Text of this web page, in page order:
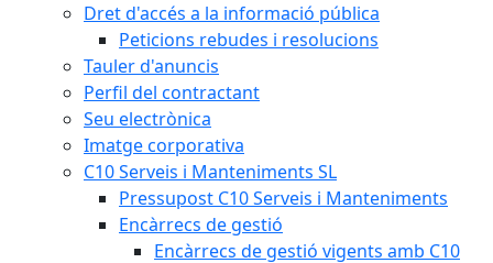
Dret d'accés a la informació pública
Peticions rebudes i resolucions
Tauler d'anuncis
Perfil del contractant
Seu electrònica
Imatge corporativa
C10 Serveis i Manteniments SL
Pressupost C10 Serveis i Manteniments
Encàrrecs de gestió
Encàrrecs de gestió vigents amb C10